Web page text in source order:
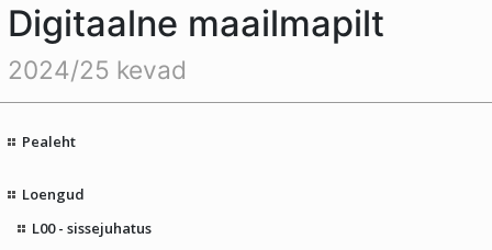
Digitaalne maailmapilt
2024/25 kevad
Pealeht
Loengud
L00 - sissejuhatus